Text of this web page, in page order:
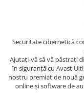
Securitate cibernetică
Ajutați-vă să vă păstrați
în siguranță cu Avast
nostru premiat de nouă
online și software de